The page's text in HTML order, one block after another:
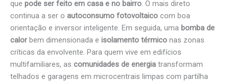
que pode ser feito em casa e no bairro. O mais direto
continua a ser o autoconsumo fotovoltaico com boa
orientação e inversor inteligente. Em seguida, uma bomba de
calor bem dimensionada e isolamento térmico nas zonas
críticas da envolvente. Para quem vive em edifícios
multifamiliares, as comunidades de energia transformam
telhados e garagens em microcentrais limpas com partilha